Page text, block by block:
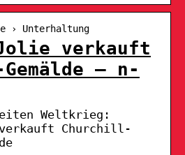
› Unterhaltung
verkauft
– n-
Weltkrieg:
Churchill-